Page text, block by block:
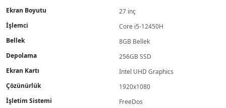
Ekran Boyutu
27 inç
İşlemci
Core i5-12450H
Bellek
8GB Bellek
Depolama
256GB SSD
Ekran Kartı
Intel UHD Graphics
Çözünürlük
1920x1080
İşletim Sistemi
FreeDos